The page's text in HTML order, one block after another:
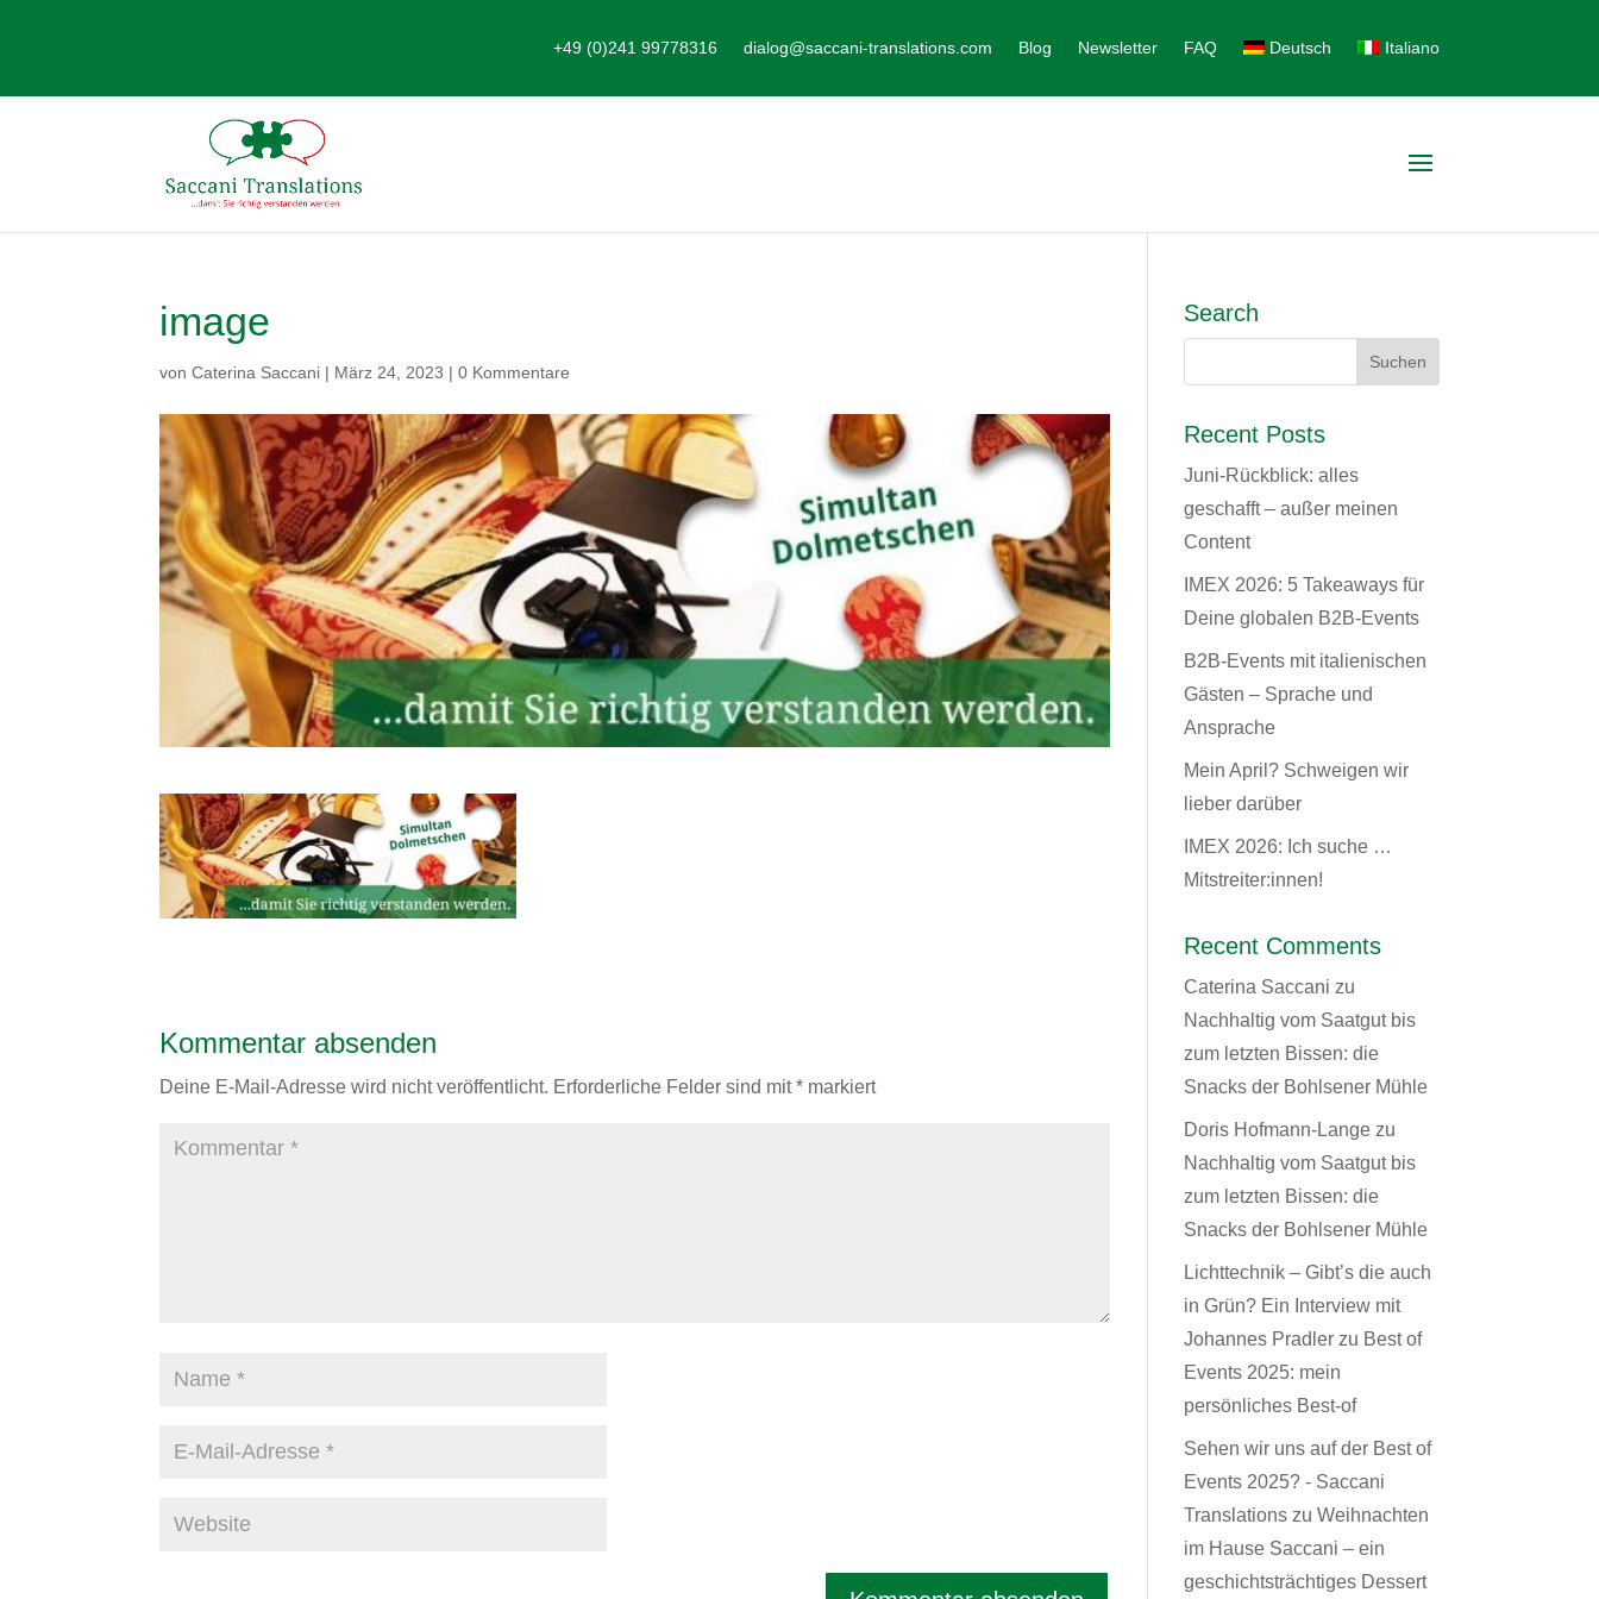
+49 (0)241 99778316 dialog@saccani-translations.com Blog Newsletter FAQ Deutsch Italiano
image
vonCaterina Saccani | März 24, 2023 |0 Kommentare
Kommentar absenden
Deine E-Mail-Adresse wird nicht veröffentlicht. Erforderliche Felder sind mit* markiert
Search
Recent Posts
Juni-Rückblick: alles
geschafft – außer meinen
Content
IMEX 2026: 5 Takeaways für
Deine globalen B2B-Events
B2B-Events mit italienischen
Gästen – Sprache und
Ansprache
Mein April? Schweigen wir
lieber darüber
IMEX 2026: Ich suche …
Mitstreiter:innen!
Recent Comments
Caterina Saccani zu
Nachhaltig vom Saatgut bis
zum letzten Bissen: die
Snacks der Bohlsener Mühle
Doris Hofmann-Langezu
Nachhaltig vom Saatgut bis
zum letzten Bissen: die
Snacks der Bohlsener Mühle
Lichttechnik – Gibt’s die auch
in Grün? Ein Interview mit
Johannes Pradlerzu Best of
Events 2025: mein
persönliches Best-of
Sehen wir uns auf der Best of
Events 2025? - Saccani
Translationszu Weihnachten
im Hause Saccani – ein
geschichtsträchtiges Dessert